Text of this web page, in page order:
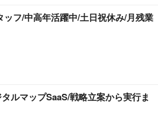
フ/中高年活躍中/土日祝休み/月残業
タルマップSaaS/戦略立案から実行ま